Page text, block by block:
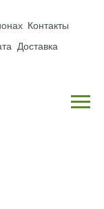
Контакты
Доставка